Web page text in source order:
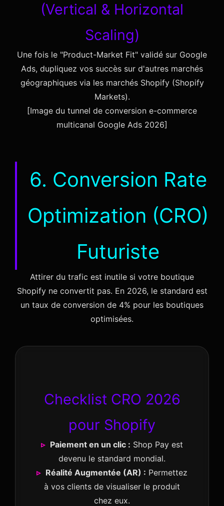
(Vertical & Horizontal
Scaling)
Une fois le "Product-Market Fit" validé sur Google
Ads, dupliquez vos succès sur d'autres marchés
géographiques via les marchés Shopify (Shopify
Markets).
[Image du tunnel de conversion e-commerce
multicanal Google Ads 2026]
6. Conversion Rate
Optimization (CRO)
Futuriste
Attirer du trafic est inutile si votre boutique
Shopify ne convertit pas. En 2026, le standard est
un taux de conversion de 4% pour les boutiques
optimisées.
Checklist CRO 2026
pour Shopify
Paiement en un clic : Shop Pay est
devenu le standard mondial.
Réalité Augmentée (AR) : Permettez
à vos clients de visualiser le produit
chez eux.